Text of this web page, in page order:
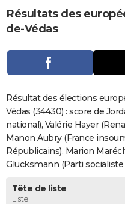
Carte de Noël
Carte Bonne année
Carte Saint-Valentin
Carte Pâques
Carte d'anniversaire
COPAINS D'AVANT
AVIS DE DÉCÈS
FORUM
Bricolage
Lifestyle
Culture
Sport
Auto
Television
Voyage
Cinema
Résultats des
de-Védas
Résultat des élections
Védas (34430) : score de
national), Valérie Hayer
Manon Aubry (France
Républicains), Marion
Glucksmann (Parti socialiste
Tête de liste
Liste